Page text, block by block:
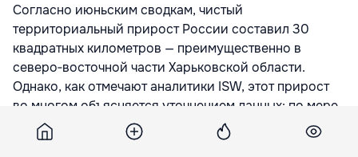
Согласно июньским сводкам, чистый
территориальный прирост России составил 30
квадратных километров — преимущественно в
северо‑восточной части Харьковской области.
Однако, как отмечают аналитики ISW, этот прирост
во многом объясняется уточнением данных: по мере
появления новых доказательств ранее
зафиксированные ограниченные российские